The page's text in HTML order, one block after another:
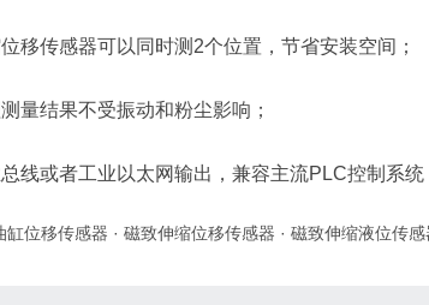
移传感器可以同时测2个位置，节省安装空间；
量结果不受振动和粉尘影响；
线或者工业以太网输出，兼容主流PLC控制系统
缸位移传感器 · 磁致伸缩位移传感器 · 磁致伸缩液位传感